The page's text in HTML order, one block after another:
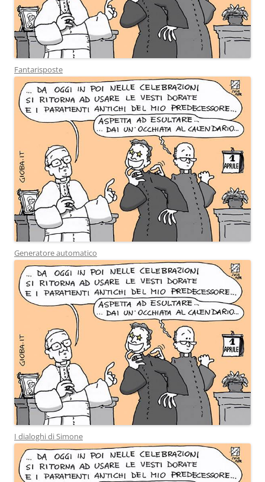
Fantarisposte
Generatore automatico
I dialoghi di Simone